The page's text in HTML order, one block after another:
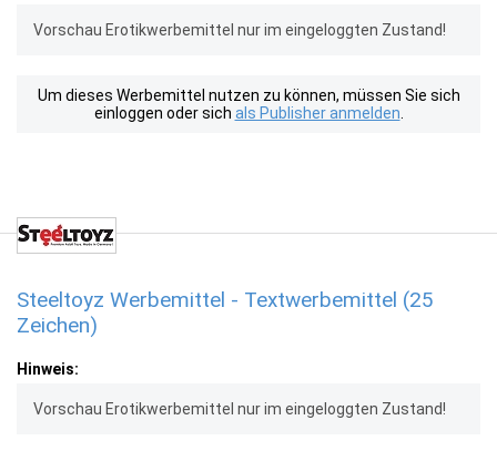
Vorschau Erotikwerbemittel nur im eingeloggten Zustand!
Um dieses Werbemittel nutzen zu können, müssen Sie sich
einloggen oder sich als Publisher anmelden
Steeltoyz Werbemittel - Textwerbemittel (25
Zeichen)
Hinweis:
Vorschau Erotikwerbemittel nur im eingeloggten Zustand!